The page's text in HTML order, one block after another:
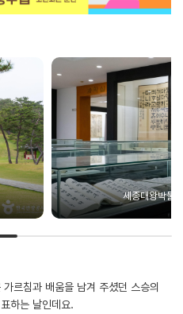
세종대왕박물관
르침과 배움을 남겨 주셨던 스승의
하는 날인데요.